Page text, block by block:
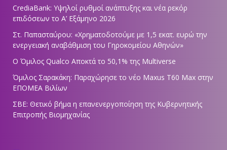
CrediaBank: Υψηλοί ρυθμοί ανάπτυξης και νέα ρεκόρ
επιδόσεων το Α’ Εξάμηνο 2026
Στ. Παπασταύρου: «Χρηματοδοτούμε με 1,5 εκατ. ευρώ την
ενεργειακή αναβάθμιση του Γηροκομείου Αθηνών»
Ο Όμιλος Qualco Αποκτά το 50,1% της Multiverse
Όμιλος Σαρακάκη: Παραχώρησε το νέο Maxus T60 Max στην
ΕΠΟΜΕΑ Βιλίων
ΣΒΕ: Θετικό βήμα η επανενεργοποίηση της Κυβερνητικής
Επιτροπής Βιομηχανίας